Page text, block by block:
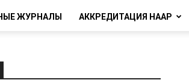
ЖУРНАЛЫ АККРЕДИТАЦИЯ НААР